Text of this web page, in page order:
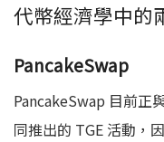
代幣經濟學中的
PancakeSwap
PancakeSwap 目前正
同推出的 TGE 活動，